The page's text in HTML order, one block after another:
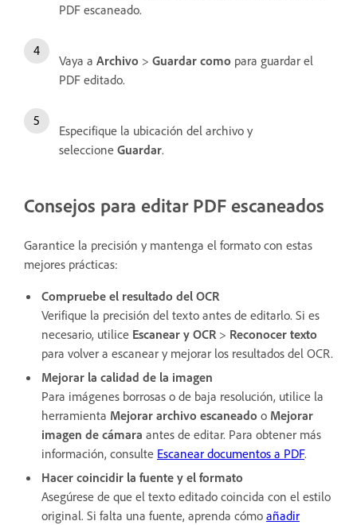
PDF escaneado.
Vaya a Archivo > Guardar como para guardar el
PDF editado.
Especifique la ubicación del archivo y
seleccione Guardar.
Consejos para editar PDF escaneados
Garantice la precisión y mantenga el formato con estas
mejores prácticas:
Compruebe el resultado del OCR
Verifique la precisión del texto antes de editarlo. Si es
necesario, utilice Escanear y OCR > Reconocer texto
para volver a escanear y mejorar los resultados del OCR.
Mejorar la calidad de la imagen
Para imágenes borrosas o de baja resolución, utilice la
herramienta Mejorar archivo escaneado o Mejorar
imagen de cámara antes de editar. Para obtener más
información, consulte Escanear documentos a PDF.
Hacer coincidir la fuente y el formato
Asegúrese de que el texto editado coincida con el estilo
original. Si falta una fuente, aprenda cómo añadir